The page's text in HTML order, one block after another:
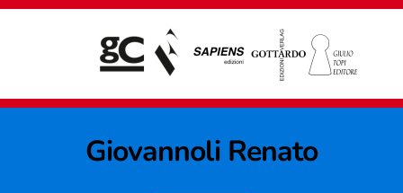
Giovannoli Renato